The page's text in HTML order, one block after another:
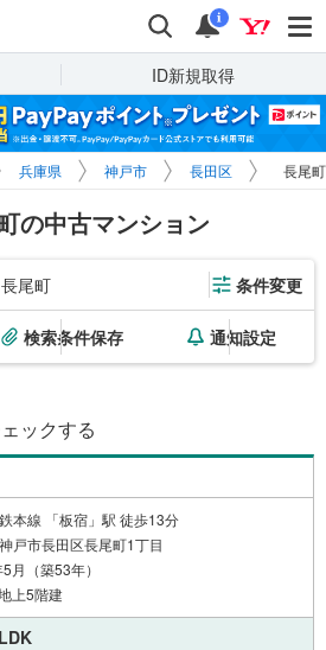
検索 通知
i
ID新規取得
兵庫県 神戸市 長田区 長尾
の中古マンション
尾町 条件変更
検索条件保存 通知設定
ックする
本線 「板宿」駅 徒歩13分
戸市長田区長尾町1丁目
月（築53年）
上5階建